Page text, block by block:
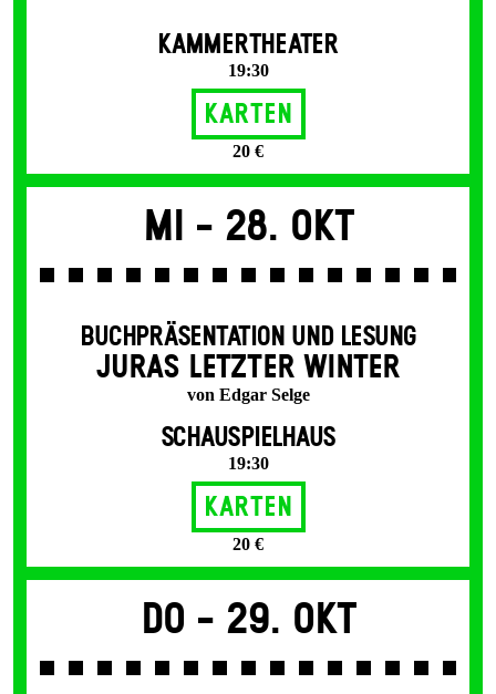
KAMMERTHEATER
19:30
Karten
20 €
Mi - 28. Okt
BUCHPRÄSENTATION UND LESUNG
JURAS LETZTER WINTER
von Edgar Selge
SCHAUSPIELHAUS
19:30
Karten
20 €
Do - 29. Okt